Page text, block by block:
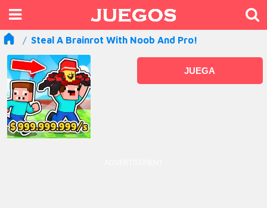
Steal A Brainrot With Noob And Pro!
JUEGA